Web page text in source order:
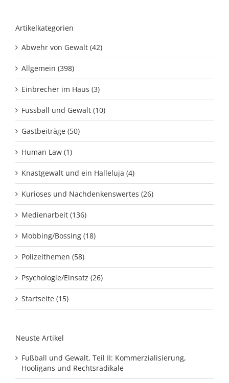
Artikelkategorien
Abwehr von Gewalt (42)
Allgemein (398)
Einbrecher im Haus (3)
Fussball und Gewalt (10)
Gastbeiträge (50)
Human Law (1)
Knastgewalt und ein Halleluja (4)
Kurioses und Nachdenkenswertes (26)
Medienarbeit (136)
Mobbing/Bossing (18)
Polizeithemen (58)
Psychologie/Einsatz (26)
Startseite (15)
Neuste Artikel
Fußball und Gewalt, Teil II: Kommerzialisierung,
Hooligans und Rechtsradikale